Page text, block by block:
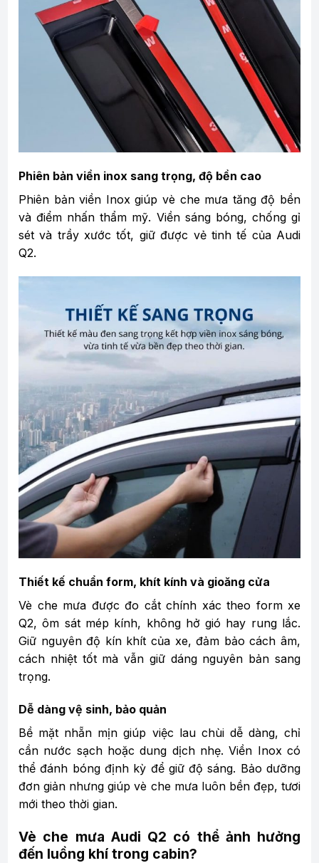
Phiên bản viền inox sang trọng, độ bền cao
Phiên bản viền Inox giúp vè che mưa tăng độ bền
và điểm nhấn thẩm mỹ. Viền sáng bóng, chống gỉ
sét và trầy xước tốt, giữ được vẻ tinh tế của Audi
Q2.
Thiết kế chuẩn form, khít kính và gioăng cửa
Vè che mưa được đo cắt chính xác theo form xe
Q2, ôm sát mép kính, không hở gió hay rung lắc.
Giữ nguyên độ kín khít của xe, đảm bảo cách âm,
cách nhiệt tốt mà vẫn giữ dáng nguyên bản sang
trọng.
Dễ dàng vệ sinh, bảo quản
Bề mặt nhẵn mịn giúp việc lau chùi dễ dàng, chỉ
cần nước sạch hoặc dung dịch nhẹ. Viền Inox có
thể đánh bóng định kỳ để giữ độ sáng. Bảo dưỡng
đơn giản nhưng giúp vè che mưa luôn bền đẹp, tươi
mới theo thời gian.
Vè che mưa Audi Q2 có thể ảnh hưởng
đến luồng khí trong cabin?